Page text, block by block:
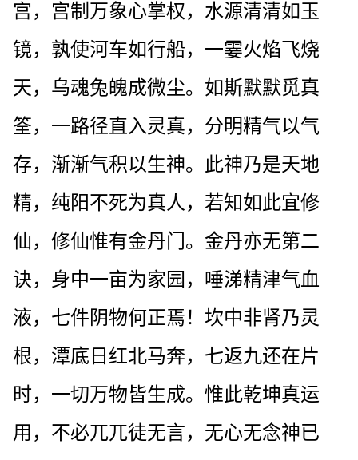
宫，宫制万象心掌权，水源清清如玉
镜，孰使河车如行船，一霎火焰飞烧
天，乌魂兔魄成微尘。如斯默默觅真
筌，一路径直入灵真，分明精气以气
存，渐渐气积以生神。此神乃是天地
精，纯阳不死为真人，若知如此宜修
仙，修仙惟有金丹门。金丹亦无第二
诀，身中一亩为家园，唾涕精津气血
液，七件阴物何正焉！坎中非肾乃灵
根，潭底日红北马奔，七返九还在片
时，一切万物皆生成。惟此乾坤真运
用，不必兀兀徒无言，无心无念神已